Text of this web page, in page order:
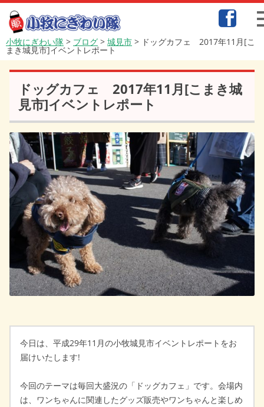
小牧にぎわい隊 > ブログ > 城見市 > ドッグカフェ 2017年11月[こ
まき城見市]イベントレポート
ドッグカフェ 2017年11月[こまき城
見市]イベントレポート
今日は、平成29年11月の小牧城見市イベントレポートをお
届けいたします!
今回のテーマは毎回大盛況の「ドッグカフェ」です。会場内
は、ワンちゃんに関連したグッズ販売やワンちゃんと楽しめ